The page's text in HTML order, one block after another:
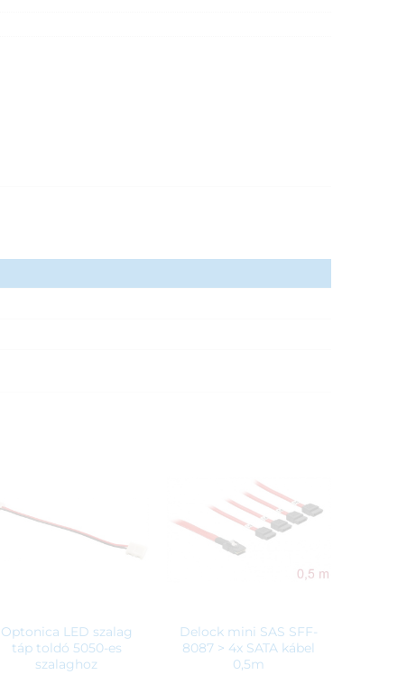
Optonica LED szalag
táp toldó 5050-es
szalaghoz
Delock mini SAS SFF-
8087 > 4x SATA kábel
0,5m